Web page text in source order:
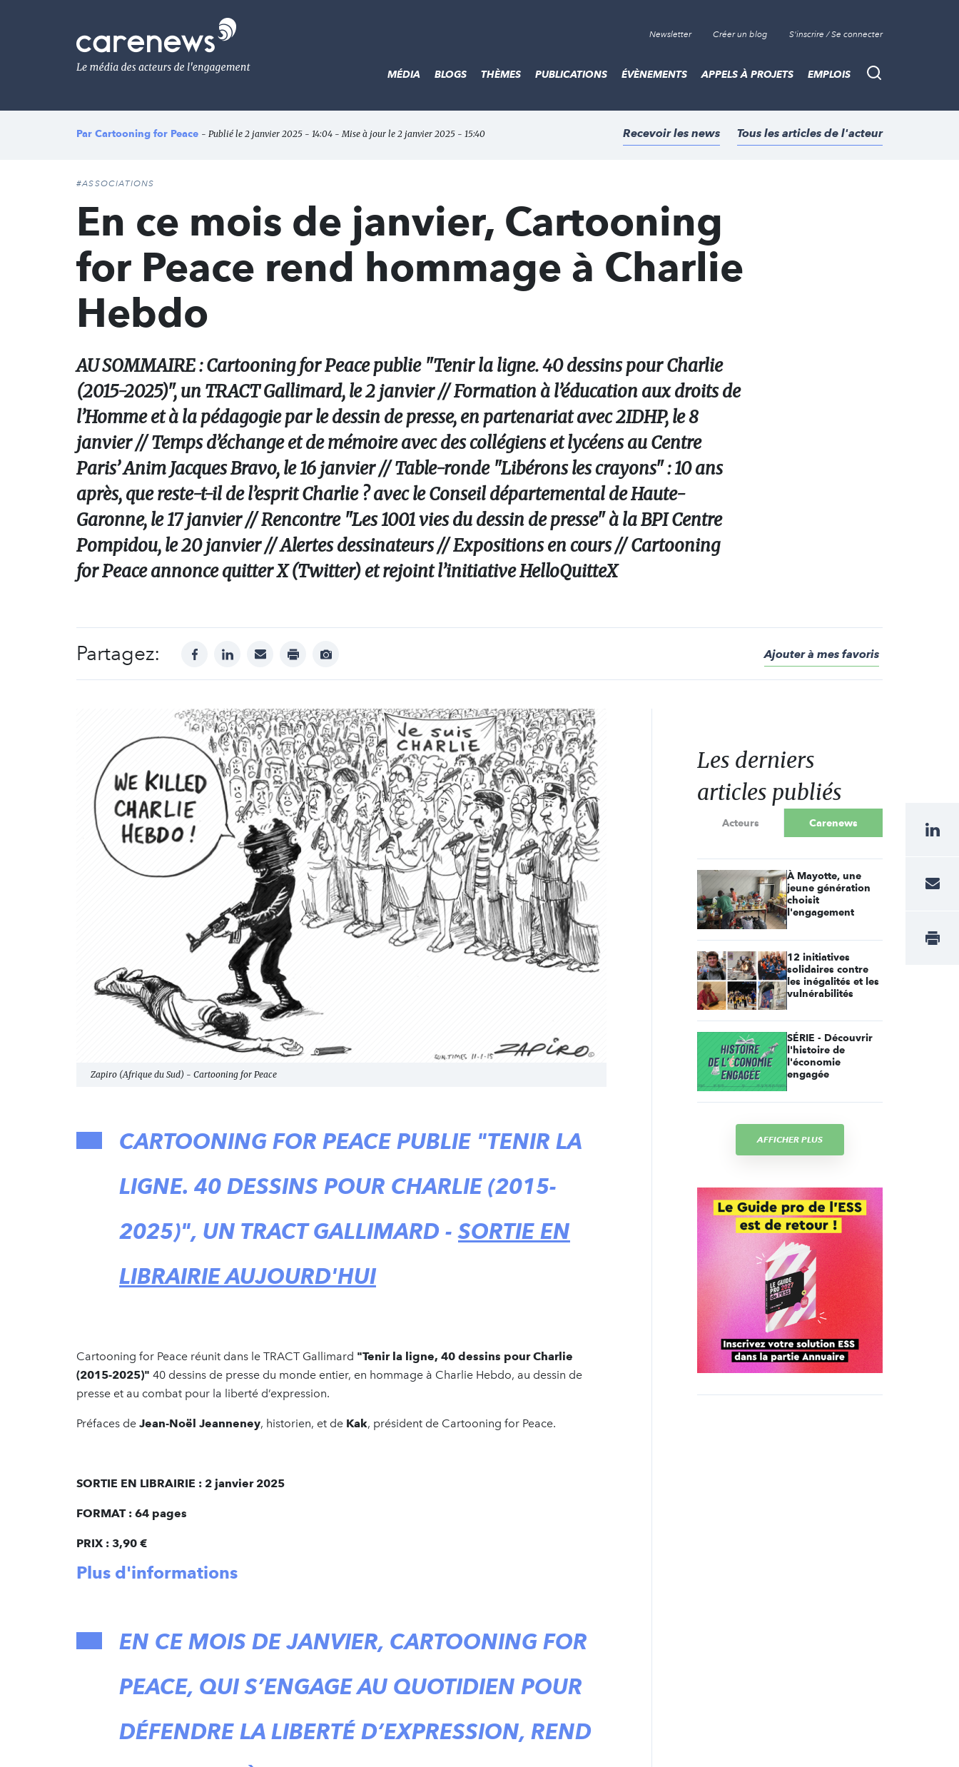
Le
média
de
l'engagement
Newsletter Créer un blog S'inscrire / Se connecter
Recherche
MÉDIA BLOGS THÈMES PUBLICATIONS ÉVÈNEMENTS APPELS À PROJETS EMPLOIS
Par Cartooning for Peace - Publié le 2 janvier 2025 - 14:04 - Mise à jour le 2 janvier 2025 - 15:40 Recevoir les news Tous les articles de l'acteur
#ASSOCIATIONS
En ce mois de janvier, Cartooning
for Peace rend hommage à Charlie
Hebdo
AU SOMMAIRE : Cartooning for Peace publie "Tenir la ligne. 40 dessins pour Charlie
(2015-2025)", un TRACT Gallimard, le 2 janvier // Formation à l’éducation aux droits de
l’Homme et à la pédagogie par le dessin de presse, en partenariat avec 2IDHP, le 8
janvier // Temps d’échange et de mémoire avec des collégiens et lycéens au Centre
Paris’ Anim Jacques Bravo, le 16 janvier // Table-ronde "Libérons les crayons" : 10 ans
après, que reste-t-il de l’esprit Charlie ? avec le Conseil départemental de Haute-
Garonne, le 17 janvier // Rencontre "Les 1001 vies du dessin de presse" à la BPI Centre
Pompidou, le 20 janvier // Alertes dessinateurs // Expositions en cours // Cartooning
for Peace annonce quitter X (Twitter) et rejoint l’initiative HelloQuitteX
Partagez: facebooklinkedinmail print
Afficher
Ajouter à mes favoris
Zapiro (Afrique du Sud) - Cartooning for Peace
CARTOONING FOR PEACE PUBLIE "TENIR LA
LIGNE. 40 DESSINS POUR CHARLIE (2015-
2025)", UN TRACT GALLIMARD -SORTIE EN
LIBRAIRIE AUJOURD'HUI
Cartooning for Peace réunit dans le TRACT Gallimard "Tenir la ligne, 40 dessins pour Charlie
(2015-2025)" 40 dessins de presse du monde entier, en hommage à Charlie Hebdo, au dessin de
presse et au combat pour la liberté d’expression.
Préfaces de Jean-Noël Jeanneney, historien, et de Kak, président de Cartooning for Peace.
SORTIE EN LIBRAIRIE : 2 janvier 2025
FORMAT : 64 pages
PRIX : 3,90 €
Plus d'informations
EN CE MOIS DE JANVIER, CARTOONING FOR
PEACE, QUI S’ENGAGE AU QUOTIDIEN POUR
DÉFENDRE LA LIBERTÉ D’EXPRESSION, REND
Les derniers
articles publiés
Acteurs Carenews
À Mayotte, une
jeune génération
choisit
l'engagement
12 initiatives
solidaires contre
les inégalités et les
vulnérabilités
SÉRIE - Découvrir
l'histoire de
l'économie
engagée
AFFICHER PLUS